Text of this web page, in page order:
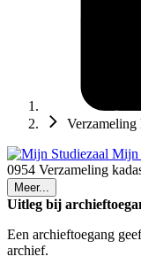
Verzameling
Mijn
0954 Verzameling
Meer...
Uitleg bij
Een archieftoegang
archief.